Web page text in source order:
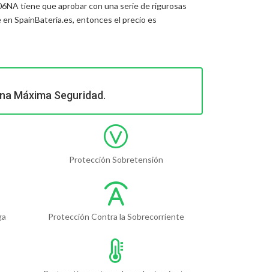
tiene que aprobar con una serie de rigurosas
SpainBateria.es, entonces el precio es
Máxima Seguridad.
Protección Sobretensión
Protección Contra la Sobrecorriente